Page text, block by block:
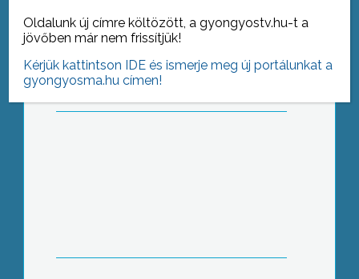
Oldalunk új címre költözött, a gyongyostv.hu-t a
jövőben már nem frissítjük!
Kérjük kattintson IDE és ismerje meg új portálunkat a
gyongyosma.hu címen!